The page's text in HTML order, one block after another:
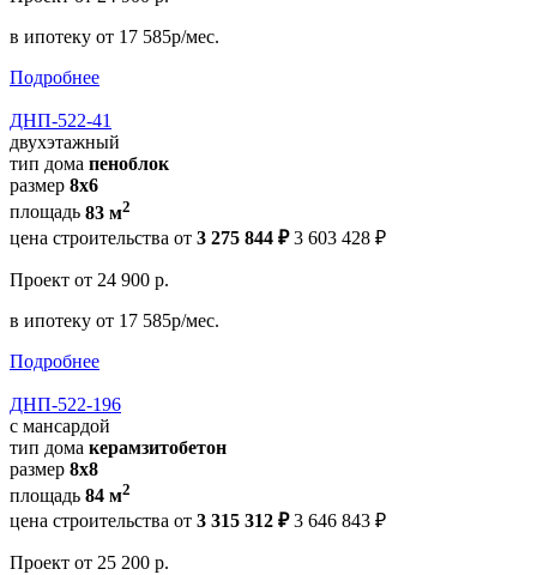
в ипотеку от 17 585р/мес.
Подробнее
ДНП-522-41
двухэтажный
тип дома пеноблок
размер 8х6
площадь 83 м2
цена строительства от 3 275 844 ₽ 3 603 428 ₽
Проект от 24 900 р.
в ипотеку от 17 585р/мес.
Подробнее
ДНП-522-196
с мансардой
тип дома керамзитобетон
размер 8х8
площадь 84 м2
цена строительства от 3 315 312 ₽ 3 646 843 ₽
Проект от 25 200 р.